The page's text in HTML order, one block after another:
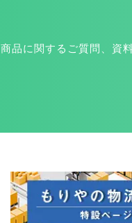
商品に関するご質問、資